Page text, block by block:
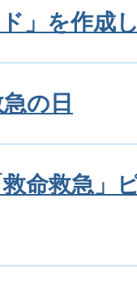
ド」を作成
の日
救命救急」